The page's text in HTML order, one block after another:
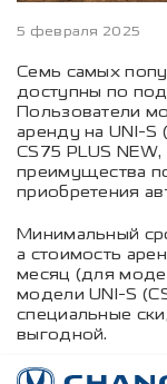
5 февраля 2025
Семь самых
доступны по
Пользователи
аренду на UNI-S
CS75 PLUS
преимущества
приобретения
Минимальный
а стоимость
месяц (для
модели UNI-S
специальные
выгодной.
Подписка на